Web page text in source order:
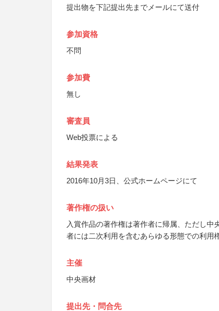
提出物を下記提出先までメールにて送付
参加資格
不問
参加費
無し
審査員
Web投票による
結果発表
2016年10月3日、公式ホームページにて
著作権の扱い
入賞作品の著作権は著作者に帰属、ただし中
者には二次利用を含むあらゆる形態での利用
主催
中央画材
提出先・問合先